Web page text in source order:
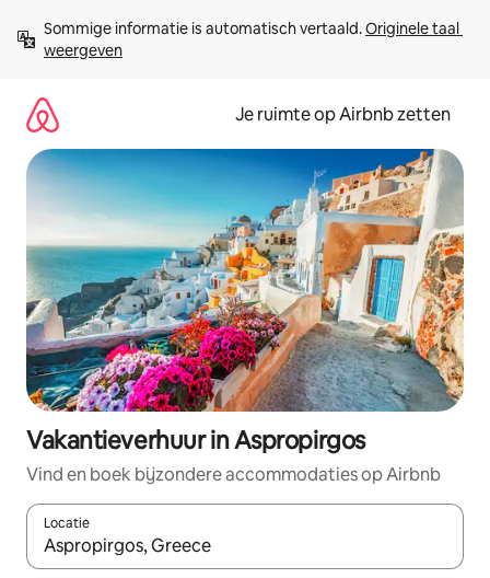
direct
naar
Sommige informatie is automatisch vertaald. Originele taal
weergeven
Je ruimte op Airbnb zetten
Vakantieverhuur in Aspropirgos
Vind en boek bijzondere accommodaties op Airbnb
Locatie
Wanneer er suggesties beschikbaar zijn, maak je een keuze